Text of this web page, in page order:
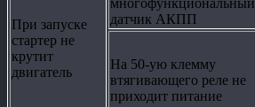
При запуске
стартер не
крутит
двигатель
датчик АКПП
На 50-ую клемму
втягивающего реле не
приходит питание